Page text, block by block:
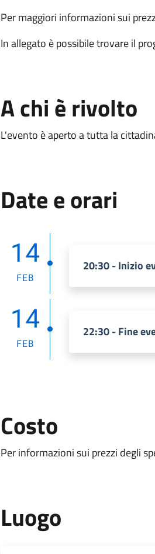
Per maggiori informazioni sui
In allegato è possibile trovare il
A chi è rivolto
L'evento è aperto a tutta la
Date e orari
14
FEB
20:30 - Inizio
14
FEB
22:30 - Fine
Costo
Per informazioni sui prezzi degli
Luogo